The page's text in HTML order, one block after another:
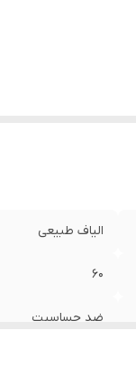
الیاف طبیعی
60
ضد حساسیت